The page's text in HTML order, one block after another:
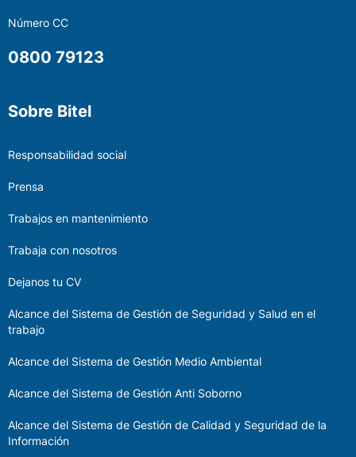
Número CC
0800 79123
Sobre Bitel
Responsabilidad social
Prensa
Trabajos en mantenimiento
Trabaja con nosotros
Dejanos tu CV
Alcance del Sistema de Gestión de Seguridad y Salud en el
trabajo
Alcance del Sistema de Gestión Medio Ambiental
Alcance del Sistema de Gestión Anti Soborno
Alcance del Sistema de Gestión de Calidad y Seguridad de la
Información